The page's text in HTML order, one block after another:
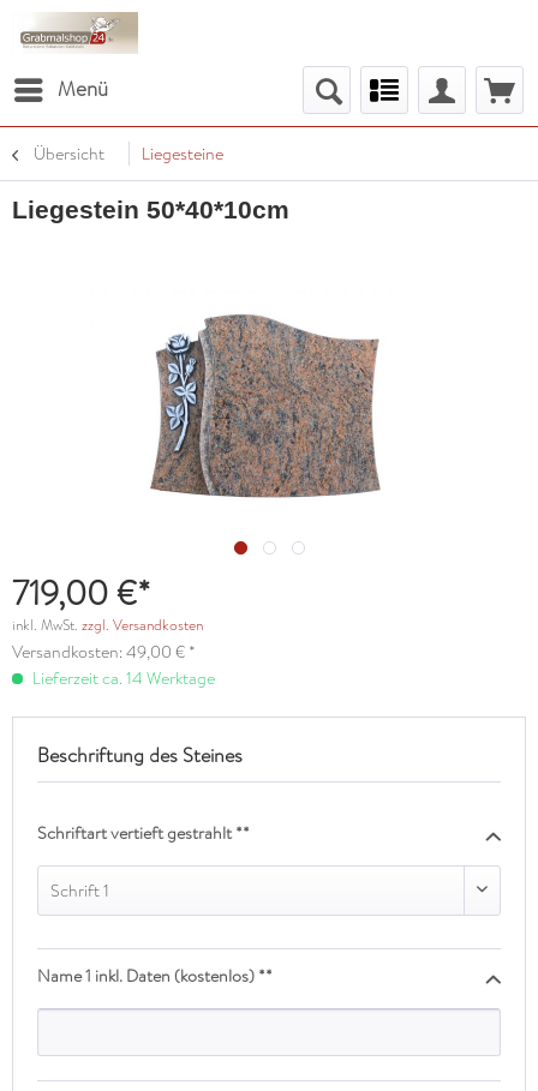
Menü
Übersicht Liegesteine
Liegestein 50*40*10cm
719,00 €*
inkl. MwSt. zzgl. Versandkosten
Versandkosten: 49,00 € *
Lieferzeit ca. 14 Werktage
Beschriftung des Steines
Schriftart vertieft gestrahlt **
Schrift 1
Name 1 inkl. Daten (kostenlos) **